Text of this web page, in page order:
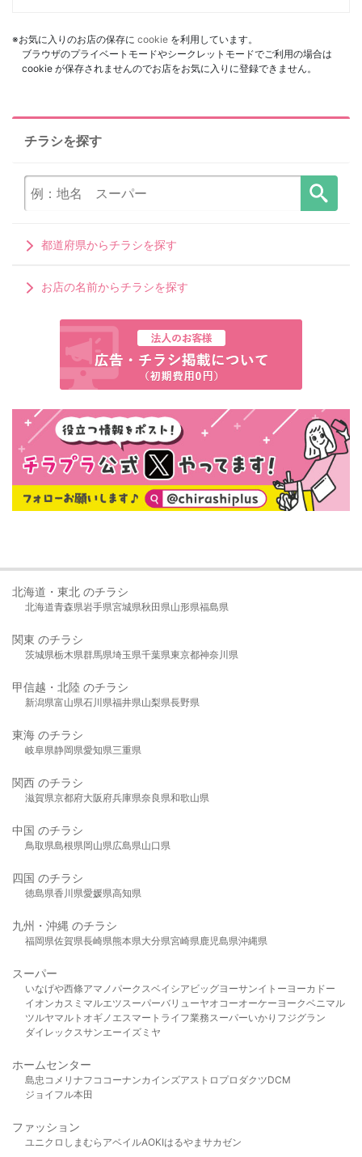
※お気に入りのお店の保存に cookie を利用しています。
ブラウザのプライベートモードやシークレットモードでご利用の場合は
cookie が保存されませんのでお店をお気に入りに登録できません。
チラシを探す
都道府県からチラシを探す
お店の名前からチラシを探す
北海道・東北 のチラシ
北海道青森県岩手県宮城県秋田県山形県福島県
関東 のチラシ
茨城県栃木県群馬県埼玉県千葉県東京都神奈川県
甲信越・北陸 のチラシ
新潟県富山県石川県福井県山梨県長野県
東海 のチラシ
岐阜県静岡県愛知県三重県
関西 のチラシ
滋賀県京都府大阪府兵庫県奈良県和歌山県
中国 のチラシ
鳥取県島根県岡山県広島県山口県
四国 のチラシ
徳島県香川県愛媛県高知県
九州・沖縄 のチラシ
福岡県佐賀県長崎県熊本県大分県宮崎県 鹿児島県沖縄県
スーパー
いなげや西條アマノパークスベイシア ビッグヨーサンイトーヨーカドー
イオンカスミ マルエツ スーパーバリューヤオコーオーケー ヨークベニマル
ツルヤマルト オギノ エスマート ライフ業務スーパーいかり フジグラン
ダイレックスサンエーイズミヤ
ホームセンター
島忠 コメリ ナフコ コーナンカインズアストロプロダクツDCM
ジョイフル本田
ファッション
ユニクロ しまむら アベイルAOKIはるやま サカゼン